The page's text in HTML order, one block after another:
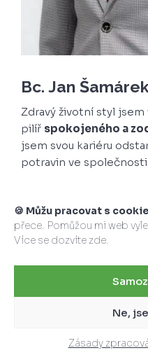
🍪 Můžu pracovat s
přece. Pomůžou mi web
Více se dozvíte zde.
Ne,
Zásady
Bc. Jan Šamárek
Zdravý životní styl
pilíř spokojeného a
jsem svou kariéru
potravin ve společnosti
může takové potraviny
závěru, že lidskou
zdraví a hojnost v
Společně s
jsem našel své místo
, která se
řadí ke špičce v oboru.